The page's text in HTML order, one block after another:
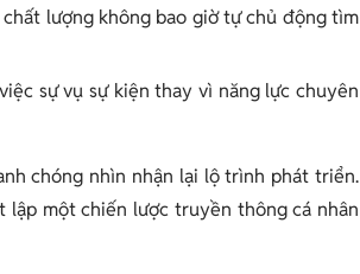
lượng không bao giờ tự chủ động tìm
sự vụ sự kiện thay vì năng lực chuyên
chóng nhìn nhận lại lộ trình phát triển.
một chiến lược truyền thông cá nhân